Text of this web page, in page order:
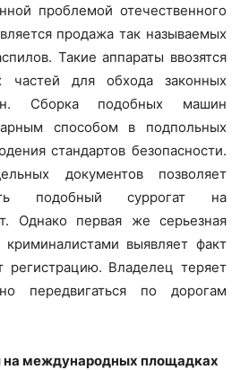
проблемой отечественного
продажа так называемых
Такие аппараты ввозятся
частей для обхода законных
Сборка подобных машин
способом в подпольных
стандартов безопасности.
документов позволяет
подобный суррогат на
Однако первая же серьезная
криминалистами выявляет факт
регистрацию. Владелец теряет
передвигаться по дорогам
международных площадках